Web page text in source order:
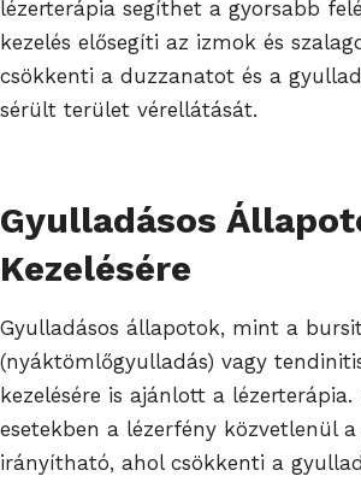
lézerterápia segíthet a gyorsabb
kezelés elősegíti az izmok és
csökkenti a duzzanatot és a
sérült terület vérellátását.
Gyulladásos
Kezelésére
Gyulladásos állapotok, mint a
(nyáktömlőgyulladás) vagy
kezelésére is ajánlott a lézerterápia.
esetekben a lézerfény közvetlenül
irányítható, ahol csökkenti a